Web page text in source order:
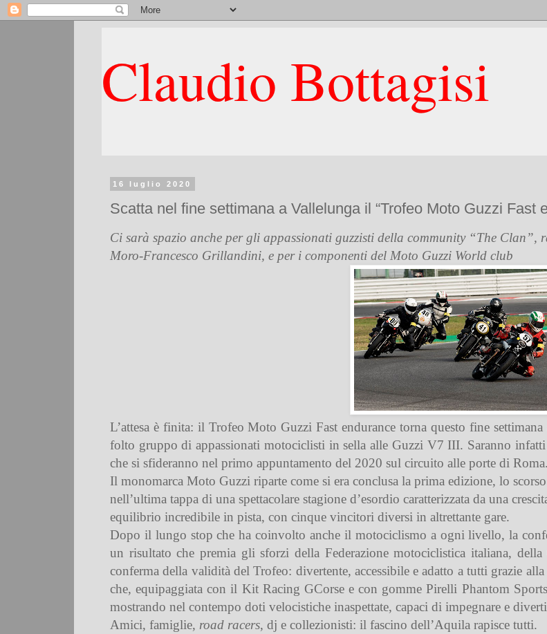
Claudio Bottagisi
16 luglio 2020
Scatta nel fine settimana a Vallelunga il “Trofeo Moto Guzzi Fast
Ci sarà spazio anche per gli appassionati guzzisti della community “The Clan”,
Moro-Francesco Grillandini, e per i componenti del Moto Guzzi World club
L’attesa è finita: il Trofeo Moto Guzzi Fast endurance torna questo fine
folto gruppo di appassionati motociclisti in sella alle Guzzi V7 III. Saranno
che si sfideranno nel primo appuntamento del 2020 sul circuito alle porte di Roma.
Il monomarca Moto Guzzi riparte come si era conclusa la prima edizione, lo
nell’ultima tappa di una spettacolare stagione d’esordio caratterizzata da una
equilibrio incredibile in pista, con cinque vincitori diversi in altrettante gare.
Dopo il lungo stop che ha coinvolto anche il motociclismo a ogni livello, la
un risultato che premia gli sforzi della Federazione motociclistica italiana,
conferma della validità del Trofeo: divertente, accessibile e adatto a tutti grazie
che, equipaggiata con il Kit Racing GCorse e con gomme Pirelli Phantom
mostrando nel contempo doti velocistiche inaspettate, capaci di impegnare e
Amici, famiglie, road racers, dj e collezionisti: il fascino dell’Aquila rapisce tutti.